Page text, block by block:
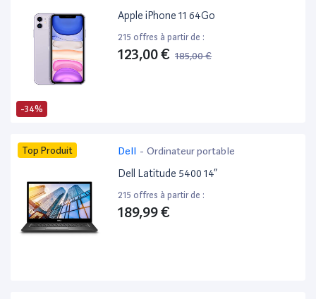
-34%
Apple iPhone 11 64Go
215 offres à partir de :
123,00 € 185,00 €
Top Produit Dell - Ordinateur portable
Dell Latitude 5400 14”
215 offres à partir de :
189,99 €